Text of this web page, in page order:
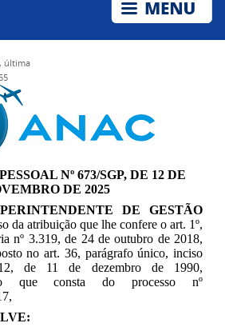
última
Nº 673/SGP, DE 12 DE
DE 2025
DE GESTÃO
da atribuição que lhe confere o art. 1º,
nº 3.319, de 24 de outubro de 2018,
no art. 36, parágrafo único, inciso
de 11 de dezembro de 1990,
que consta do processo nº